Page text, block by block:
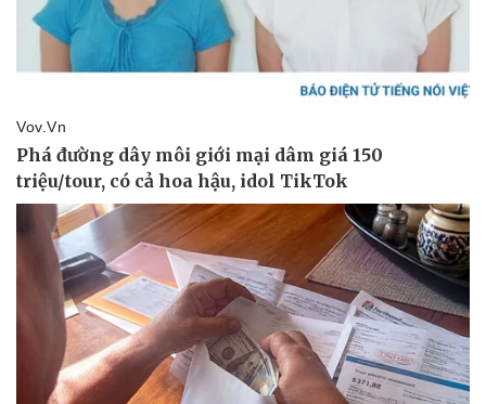
Pháp luật
Vụ án
Tin nóng
Tư vấn luật
Quân sự - Quốc phòng
Vũ khí
Việt Nam
Phân tích